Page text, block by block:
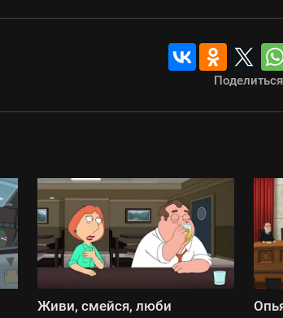
Поделиться
Живи, смейся, люби